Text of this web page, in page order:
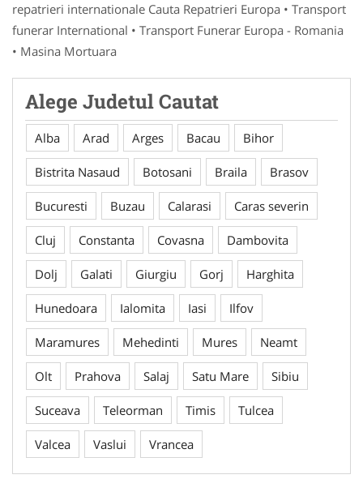
repatrieri internationale Cauta Repatrieri Europa • Transport
funerar International • Transport Funerar Europa - Romania
• Masina Mortuara
Alege Judetul Cautat
Alba Arad Arges Bacau Bihor
Bistrita Nasaud Botosani Braila Brasov
Bucuresti Buzau Calarasi Caras severin
Cluj Constanta Covasna Dambovita
Dolj Galati Giurgiu Gorj Harghita
Hunedoara Ialomita Iasi Ilfov
Maramures Mehedinti Mures Neamt
Olt Prahova Salaj Satu Mare Sibiu
Suceava Teleorman Timis Tulcea
Valcea Vaslui Vrancea